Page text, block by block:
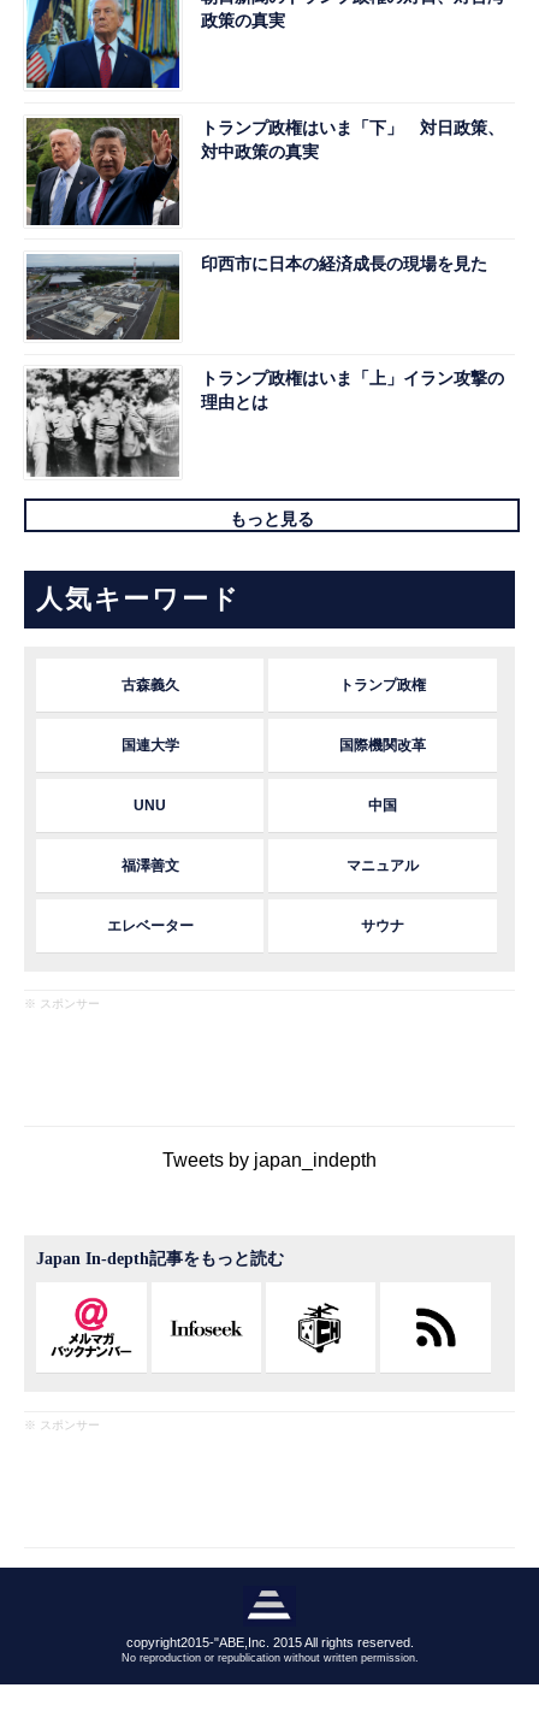
政策の真実
トランプ政権はいま「下」 対日政策、
対中政策の真実
印西市に日本の経済成長の現場を見た
トランプ政権はいま「上」イラン攻撃の
理由とは
もっと見る
人気キーワード
古森義久 トランプ政権
国連大学 国際機関改革
UNU 中国
福澤善文 マニュアル
エレベーター サウナ
※ スポンサー
Tweets by japan_indepth
Japan In-depth記事をもっと読む
※ スポンサー
copyright2015-"ABE,Inc. 2015 All rights reserved.
No reproduction or republication without written permission.